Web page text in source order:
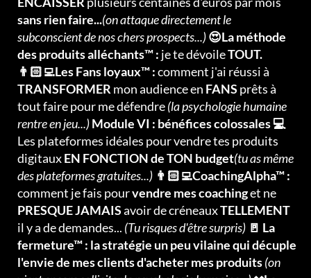
sans rien faire...(on attaque directement le
subconscient de nos chers prospects...)😍La méthode
des produits alléchants™ : je te dévoileTOUT.
👨🏻‍💻Les Fans loyaux™ :comment j'ai réussi à
TRANSFORMER mon audience en FANS prêts à
tout faire pour me défendre(la psychologie humaine
rentre en jeu...)Module VI : bénéfices colossales 💻
Les plateformes idéales pour vendre tes produits
digitauxEN FONCTION de TON budget(tu as même
des plateformes gratuites...) 👨🏻‍💻CoachingAlpha™ :
comment je fais pourvendre mes coachinget ne
PRESQUE JAMAISavoir de créneauxTELLEMENT
il y a de demandes... (Tu risques d'être surpris) 🚪 La
fermeture™ : la stratégie un peu vilaine qui décuple
l'envie de mes clients d'acheter mes produits(on